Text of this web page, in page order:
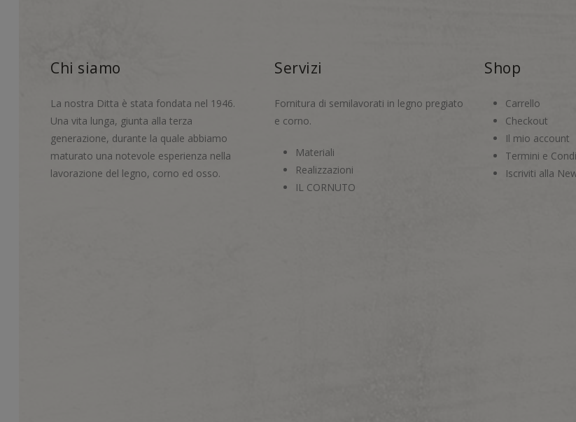
Chi siamo
La nostra Ditta è stata fondata nel 1946.
Una vita lunga, giunta alla terza
generazione, durante la quale abbiamo
maturato una notevole esperienza nella
lavorazione del legno, corno ed osso.
Servizi
Fornitura di semilavorati in legno pregiato
e corno.
Materiali
Realizzazioni
IL CORNUTO
Shop
Carrello
Checkout
Il mio account
Termini e
Iscriviti alla